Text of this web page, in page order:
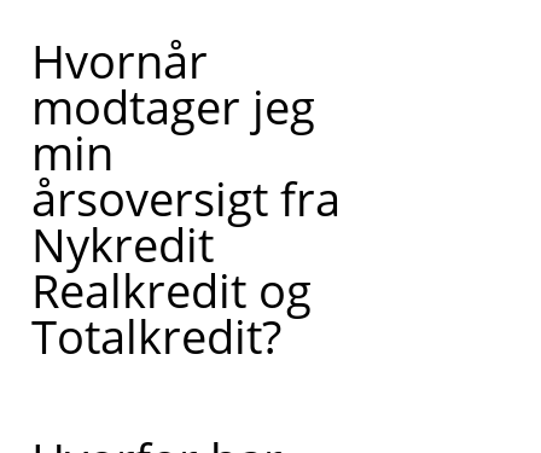
Hvornår
modtager jeg
min
årsoversigt fra
Nykredit
Realkredit og
Totalkredit?